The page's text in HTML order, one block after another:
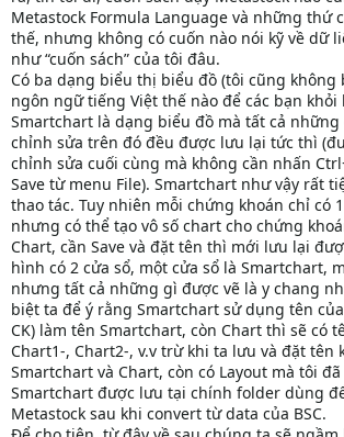
Metastock Formula Language và những thứ
thế, nhưng không có cuốn nào nói kỹ về dữ
như “cuốn sách” của tôi đâu.
Có ba dạng biểu thị biểu đồ (tôi cũng
ngôn ngữ tiếng Việt thế nào để các bạn khỏi
Smartchart là dạng biểu đồ mà tất cả
chỉnh sửa trên đó đều được lưu lại tức thì
chỉnh sửa cuối cùng mà không cần nhấn
Save từ menu File). Smartchart như vậy rất
thao tác. Tuy nhiên mỗi chứng khoán chỉ có
nhưng có thể tạo vô số chart cho chứng
Chart, cần Save và đặt tên thì mới lưu lại
hình có 2 cửa sổ, một cửa sổ là Smartchart,
nhưng tất cả những gì được vẽ là y chang
biệt ta để ý rằng Smartchart sử dụng tên
CK) làm tên Smartchart, còn Chart thì sẽ có
Chart1-, Chart2-, v.v trừ khi ta lưu và đặt tên
Smartchart và Chart, còn có Layout mà tôi
Smartchart được lưu tại chính folder dùng
Metastock sau khi convert từ data của BSC.